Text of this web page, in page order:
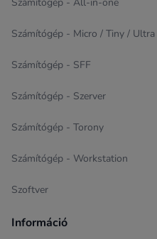
Számítógép - Micro / Tiny / Ultra
Számítógép - SFF
Számítógép - Szerver
Számítógép - Torony
Számítógép - Workstation
Szoftver
Információ